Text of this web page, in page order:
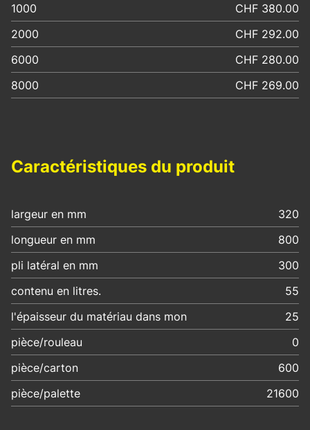
1000
CHF 380.00
2000
CHF 292.00
6000
CHF 280.00
8000
CHF 269.00
Caractéristiques du produit
largeur en mm
320
longueur en mm
800
pli latéral en mm
300
contenu en litres.
55
l'épaisseur du matériau dans mon
25
pièce/rouleau
0
pièce/carton
600
pièce/palette
21600